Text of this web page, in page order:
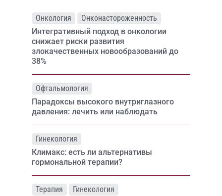
Онкология
Онконастороженность
Интегративный подход в онкологии
снижает риски развития
злокачественных новообразований до
38%
Офтальмология
Парадоксы высокого внутриглазного
давления: лечить или наблюдать
Гинекология
Климакс: есть ли альтернативы
гормональной терапии?
Терапия
Гинекология